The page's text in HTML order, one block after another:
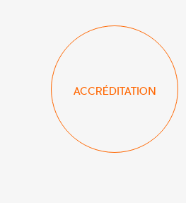
ACCRÉDITATION